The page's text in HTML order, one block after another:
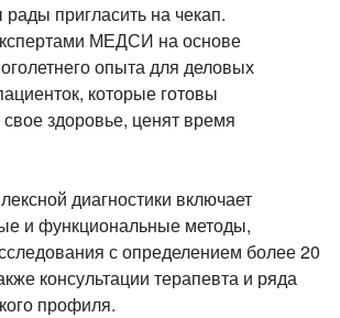
и папиллом
стоматолога
зрения
пригласить на чекап.
МЕДСИ на основе
опыта для деловых
которые готовы
здоровье, ценят время
диагностики включает
и функциональные методы,
с определением более 20
консультации терапевта и ряда
профиля.